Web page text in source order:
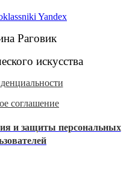
Yandex
Раговик
искусства
соглашение
и защиты персональных